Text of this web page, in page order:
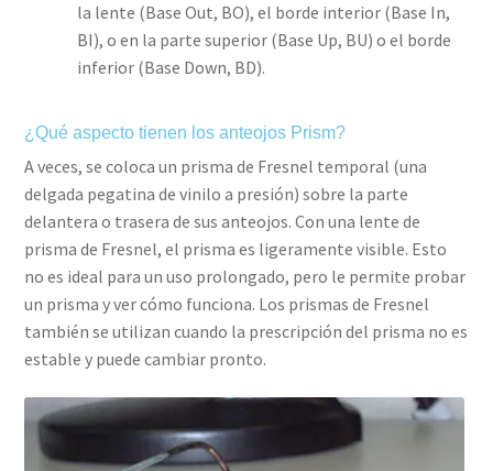
la lente (Base Out, BO), el borde interior (Base In,
BI), o en la parte superior (Base Up, BU) o el borde
inferior (Base Down, BD).
¿Qué aspecto tienen los anteojos Prism?
A veces, se coloca un prisma de Fresnel temporal (una
delgada pegatina de vinilo a presión) sobre la parte
delantera o trasera de sus anteojos. Con una lente de
prisma de Fresnel, el prisma es ligeramente visible. Esto
no es ideal para un uso prolongado, pero le permite probar
un prisma y ver cómo funciona. Los prismas de Fresnel
también se utilizan cuando la prescripción del prisma no es
estable y puede cambiar pronto.